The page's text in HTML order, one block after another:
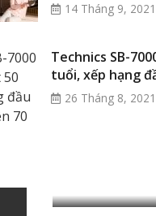
14 Tháng 9, 2021
Technics SB-
tuổi, xếp hạng
26 Tháng 8, 2021
MI1250 –